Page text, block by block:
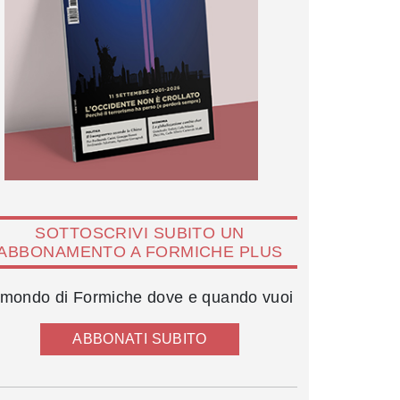
SOTTOSCRIVI SUBITO UN
A FORMICHE PLUS
di Formiche dove e quando vuoi
ABBONATI SUBITO